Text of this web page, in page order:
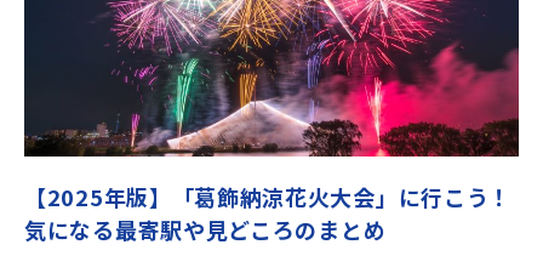
【2025年版】「葛飾納涼花火大会」に行こう！
気になる最寄駅や見どころのまとめ